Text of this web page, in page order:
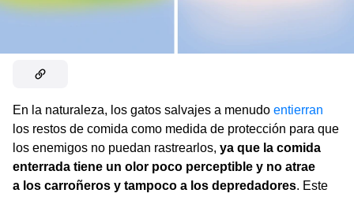
En la naturaleza, los gatos salvajes a menudo entierran
los restos de comida como medida de protección para que
los enemigos no puedan rastrearlos, ya que la comida
enterrada tiene un olor poco perceptible y no atrae
a los carroñeros y tampoco a los depredadores. Este